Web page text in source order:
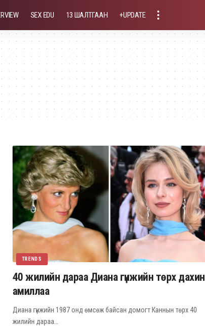
SEX EDU 13 ШАЛТГААН +UPDATE
TRENDS
40 жилийн дараа Диана гүнжийн төрх дахин
амиллаа
Диана гүнжийн 1987 онд өмсөж байсан домогт Каннын төрх 40
жилийн дараа…